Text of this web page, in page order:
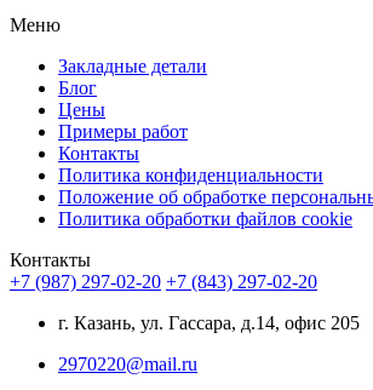
Меню
Закладные детали
Блог
Цены
Примеры работ
Контакты
Политика конфиденциальности
Положение об обработке
Политика обработки файлов cookie
Контакты
+7 (987) 297-02-20 +7 (843) 297-02-20
г. Казань, ул. Гассара, д.14, офис 205
2970220@mail.ru